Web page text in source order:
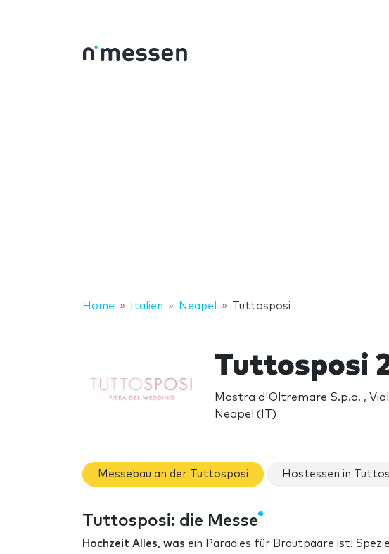
Home Italien Neapel Tuttosposi
Tuttosposi
Mostra d'Oltremare S.p.a. ,
Neapel (IT)
Messebau an der Tuttosposi Hostessen in
Tuttosposi: die Messe
Hochzeit Alles, was ein Paradies für Brautpaare ist!